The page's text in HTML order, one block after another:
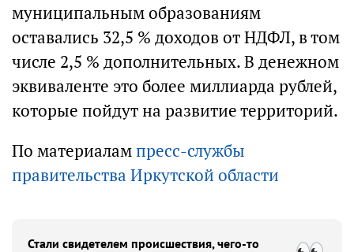
муниципальным образованиям
оставались 32,5 % доходов от НДФЛ, в том
числе 2,5 % дополнительных. В денежном
эквиваленте это более миллиарда рублей,
которые пойдут на развитие территорий.
По материалампресс-службы
правительства Иркутской области
Стали свидетелем происшествия, чего-то